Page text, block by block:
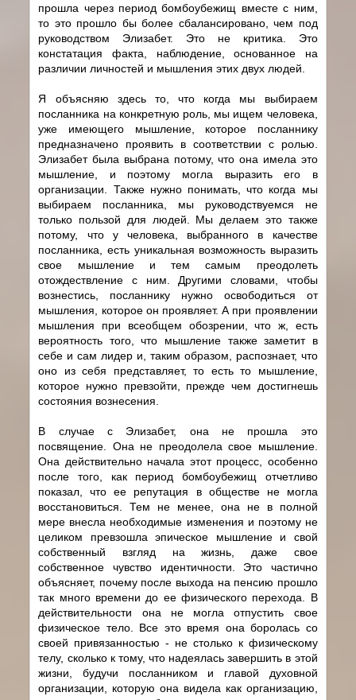
прошла через период бомбоубежищ вместе с ним,
то это прошло бы более сбалансировано, чем под
руководством Элизабет. Это не критика. Это
констатация факта, наблюдение, основанное на
различии личностей и мышления этих двух людей.
Я объясняю здесь то, что когда мы выбираем
посланника на конкретную роль, мы ищем человека,
уже имеющего мышление, которое посланнику
предназначено проявить в соответствии с ролью.
Элизабет была выбрана потому, что она имела это
мышление, и поэтому могла выразить его в
организации. Также нужно понимать, что когда мы
выбираем посланника, мы руководствуемся не
только пользой для людей. Мы делаем это также
потому, что у человека, выбранного в качестве
посланника, есть уникальная возможность выразить
свое мышление и тем самым преодолеть
отождествление с ним. Другими словами, чтобы
вознестись, посланнику нужно освободиться от
мышления, которое он проявляет. А при проявлении
мышления при всеобщем обозрении, что ж, есть
вероятность того, что мышление также заметит в
себе и сам лидер и, таким образом, распознает, что
оно из себя представляет, то есть то мышление,
которое нужно превзойти, прежде чем достигнешь
состояния вознесения.
В случае с Элизабет, она не прошла это
посвящение. Она не преодолела свое мышление.
Она действительно начала этот процесс, особенно
после того, как период бомбоубежищ отчетливо
показал, что ее репутация в обществе не могла
восстановиться. Тем не менее, она не в полной
мере внесла необходимые изменения и поэтому не
целиком превзошла эпическое мышление и свой
собственный взгляд на жизнь, даже свое
собственное чувство идентичности. Это частично
объясняет, почему после выхода на пенсию прошло
так много времени до ее физического перехода. В
действительности она не могла отпустить свое
физическое тело. Все это время она боролась со
своей привязанностью - не столько к физическому
телу, сколько к тому, что надеялась завершить в этой
жизни, будучи посланником и главой духовной
организации, которую она видела как организацию,